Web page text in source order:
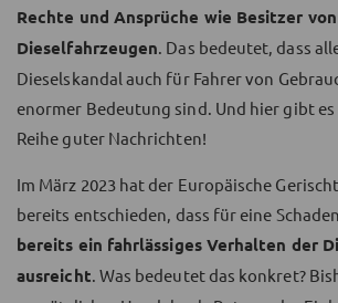
Rechte und Ansprüche wie Besitzer
Dieselfahrzeugen . Das bedeutet, dass
Dieselskandal auch für Fahrer von
enormer Bedeutung sind. Und hier gibt
Reihe guter Nachrichten!
Im März 2023 hat der Europäische
bereits entschieden, dass für eine
bereits ein fahrlässiges Verhalten der
ausreicht . Was bedeutet das konkret?